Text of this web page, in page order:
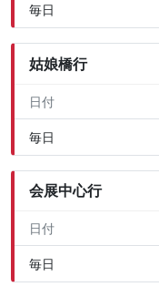
毎日
姑娘橋行
日付
毎日
会展中心行
日付
毎日